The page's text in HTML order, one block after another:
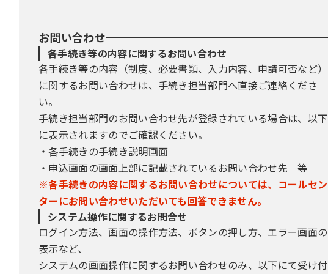
お問い合わせ
各手続き等の内容に関するお問い合わせ
各手続き等の内容（制度、必要書類、入力内容、申請可否など）
に関するお問い合わせは、手続き担当部門へ直接ご連絡くださ
い。
手続き担当部門のお問い合わせ先が登録されている場合は、以下
に表示されますのでご確認ください。
・各手続きの手続き説明画面
・申込画面の画面上部に記載されているお問い合わせ先 等
※各手続きの内容に関するお問い合わせについては、コールセン
ターにお問い合わせいただいても回答できません。
システム操作に関するお問合せ
ログイン方法、画面の操作方法、ボタンの押し方、エラー画面の
表示など、
システムの画面操作に関するお問い合わせのみ、以下にて受け付